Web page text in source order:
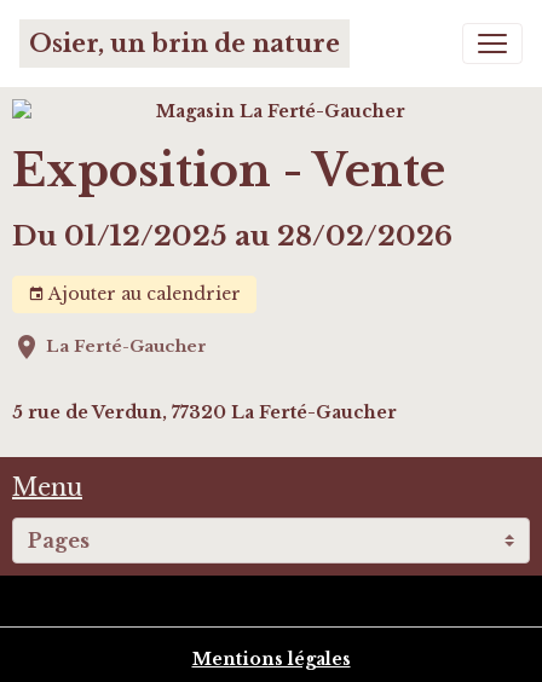
Osier, un brin de nature
Exposition - Vente
Du 01/12/2025 au 28/02/2026
Ajouter au calendrier
La Ferté-Gaucher
5 rue de Verdun, 77320 La Ferté-Gaucher
Menu
Mentions légales